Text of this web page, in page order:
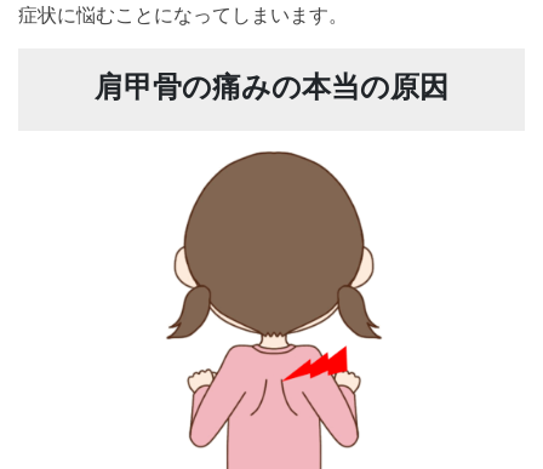
症状に悩むことになってしまいます。
肩甲骨の痛みの本当の原因